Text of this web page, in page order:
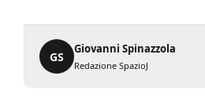
GS
Giovanni Spinazzola
Redazione SpazioJ